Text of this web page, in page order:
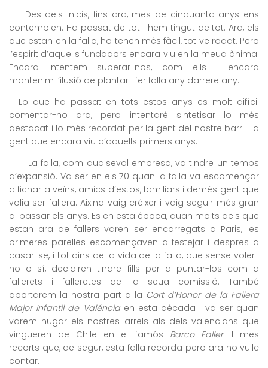
Des dels inicis, fins ara, mes de cinquanta anys ens
contemplen. Ha passat de tot i hem tingut de tot. Ara, els
que estan en la falla, ho tenen més fàcil, tot ve rodat. Pero
l’espirit d’aquells fundadors encara viu en la meua ànima.
Encara intentem superar-nos, com ells i encara
mantenim l’ilusió de plantar i fer falla any darrere any.
Lo que ha passat en tots estos anys es molt difícil
comentar-ho ara, pero intentaré sintetisar lo més
destacat i lo més recordat per la gent del nostre barri i la
gent que encara viu d’aquells primers anys.
La falla, com qualsevol empresa, va tindre un temps
d’expansió. Va ser en els 70 quan la falla va escomençar
a fichar a veïns, amics d’estos, familiars i demés gent que
volia ser fallera. Aixina vaig créixer i vaig seguir més gran
al passar els anys. Es en esta época, quan molts dels que
estan ara de fallers varen ser encarregats a Paris, les
primeres parelles escomençaven a festejar i despres a
casar-se, i tot dins de la vida de la falla, que sense voler-
ho o sí, decidiren tindre fills per a puntar-los com a
fallerets i falleretes de la seua comissió. També
aportarem la nostra part a la Cort d’Honor de la Fallera
Major Infantil de Valénciaen esta década i va ser quan
varem nugar els nostres arrels als dels valencians que
vingueren de Chile en el famós Barco Faller. I mes
recorts que, de segur, esta falla recorda pero ara no vullc
contar.